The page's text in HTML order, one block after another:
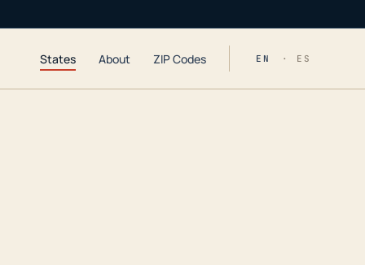
States About ZIP Codes EN · ES